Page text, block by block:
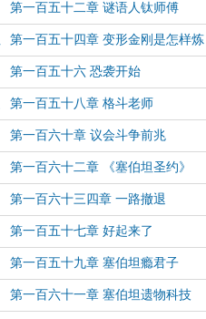
第一百五十二章 谜语人钛师傅
第一百五十四章 变形金刚是怎样炼
成的
第一百五十六 恐袭开始
第一百五十八章 格斗老师
第一百六十章 议会斗争前兆
第一百六十二章 《塞伯坦圣约》
第一百六十三四章 一路撤退
第一百五十七章 好起来了
第一百五十九章 塞伯坦瘾君子
第一百六十一章 塞伯坦遗物科技